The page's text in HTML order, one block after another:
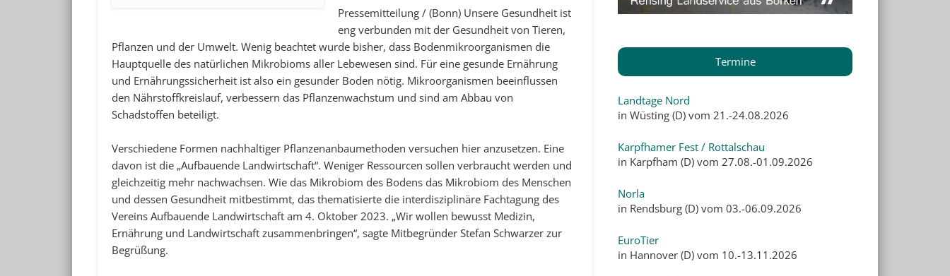
Pressemitteilung / (Bonn) Unsere Gesundheit ist
eng verbunden mit der Gesundheit von Tieren,
Pflanzen und der Umwelt. Wenig beachtet wurde bisher, dass Bodenmikroorganismen die
Hauptquelle des natürlichen Mikrobioms aller Lebewesen sind. Für eine gesunde Ernährung
und Ernährungssicherheit ist also ein gesunder Boden nötig. Mikroorganismen beeinflussen
den Nährstoffkreislauf, verbessern das Pflanzenwachstum und sind am Abbau von
Schadstoffen beteiligt.
Verschiedene Formen nachhaltiger Pflanzenanbaumethoden versuchen hier anzusetzen. Eine
davon ist die „Aufbauende Landwirtschaft“. Weniger Ressourcen sollen verbraucht werden und
gleichzeitig mehr nachwachsen. Wie das Mikrobiom des Bodens das Mikrobiom des Menschen
und dessen Gesundheit mitbestimmt, das thematisierte die interdisziplinäre Fachtagung des
Vereins Aufbauende Landwirtschaft am 4. Oktober 2023. „Wir wollen bewusst Medizin,
Ernährung und Landwirtschaft zusammenbringen“, sagte Mitbegründer Stefan Schwarzer zur
Begrüßung.
Termine
Landtage Nord
in Wüsting (D) vom 21.-24.08.2026
Karpfhamer Fest / Rottalschau
in Karpfham (D) vom 27.08.-01.09.2026
Norla
in Rendsburg (D) vom 03.-06.09.2026
EuroTier
in Hannover (D) vom 10.-13.11.2026